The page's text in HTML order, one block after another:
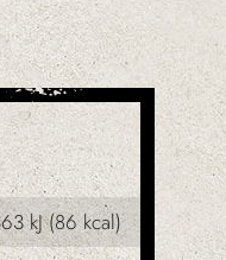
kJ (86 kcal)